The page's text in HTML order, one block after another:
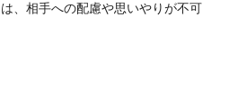
、相手への配慮や思いやりが不可